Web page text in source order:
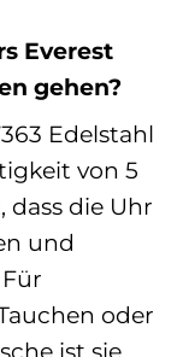
Everest
gehen?
Edelstahl
von 5
dass die Uhr
und
oder